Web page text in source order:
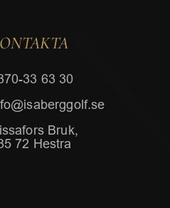
33 63 30
Bruk,
72 Hestra